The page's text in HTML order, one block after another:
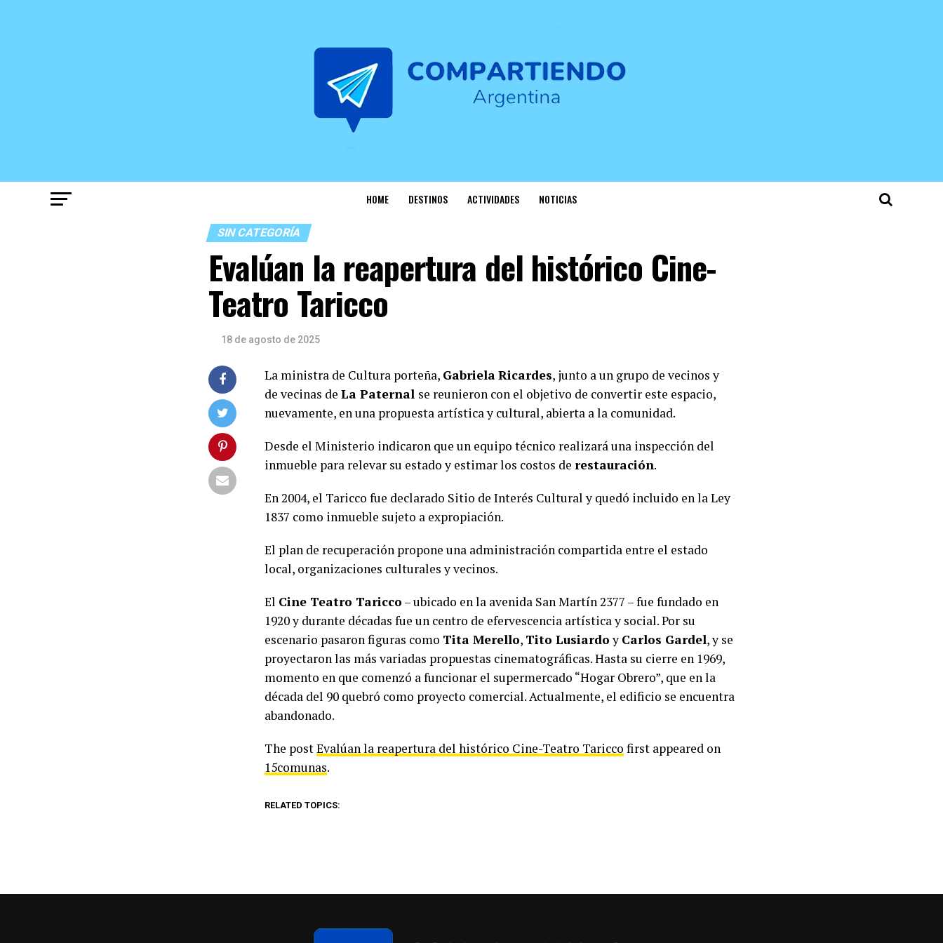
HOME DESTINOS ACTIVIDADES NOTICIAS
SIN CATEGORÍA
Evalúan la reapertura del histórico Cine-
Teatro Taricco
18 de agosto de 2025
La ministra de Cultura porteña, GabrielaRicardes, junto a un grupo de vecinos y
de vecinas de La Paternal se reunieron con el objetivo de convertir este espacio,
nuevamente, en una propuesta artística y cultural, abierta a la comunidad.
Desde el Ministerio indicaron que un equipo técnico realizará una inspección del
inmueble para relevar su estado y estimar los costos de restauración.
En 2004, el Taricco fue declarado Sitio de Interés Cultural y quedó incluido en la Ley
1837 como inmueble sujeto a expropiación.
El plan de recuperación propone una administración compartida entre el estado
local, organizaciones culturales y vecinos.
El Cine Teatro Taricco – ubicado en la avenida San Martín 2377 – fue fundado en
1920 y durante décadas fue un centro de efervescencia artística y social. Por su
escenario pasaron figuras como Tita Merello, Tito Lusiardoy Carlos Gardel, y se
proyectaron las más variadas propuestas cinematográficas. Hasta su cierre en 1969,
momento en que comenzó a funcionar el supermercado “Hogar Obrero”, que en la
década del 90 quebró como proyecto comercial. Actualmente, el edificio se encuentra
abandonado.
The postEvalúan la reapertura del histórico Cine-Teatro Taricco first appeared on
15comunas.
RELATED TOPICS: